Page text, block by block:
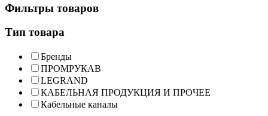
Фильтры товаров
Тип товара
Бренды
ПРОМРУКАВ
LEGRAND
КАБЕЛЬНАЯ ПРОДУКЦИЯ И ПРОЧЕЕ
Кабельные каналы